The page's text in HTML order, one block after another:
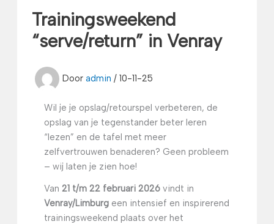
Trainingsweekend
“serve/return” in Venray
Door admin / 10-11-25
Wil je je opslag/retourspel verbeteren, de
opslag van je tegenstander beter leren
“lezen” en de tafel met meer
zelfvertrouwen benaderen? Geen probleem
– wij laten je zien hoe!
Van 21 t/m 22 februari 2026vindt in
Venray/Limburgeen intensief en inspirerend
trainingsweekend plaats over het